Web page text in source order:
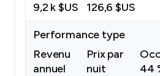
9,2 k $US
126,6 $US
Performance type
Revenu
annuel
Prix par
nuit
44